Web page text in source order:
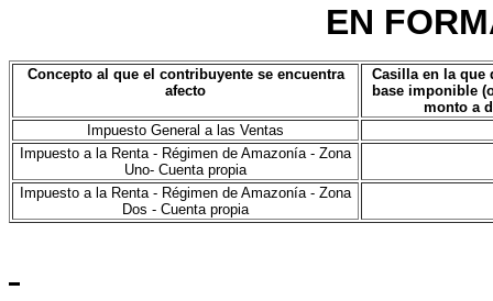
EN
Concepto al que el contribuyente se encuentra
afecto
Casilla en la que
base imponible
monto a
Impuesto General a las Ventas
Impuesto a la Renta - Régimen de Amazonía - Zona
Uno- Cuenta propia
Impuesto a la Renta - Régimen de Amazonía - Zona
Dos - Cuenta propia